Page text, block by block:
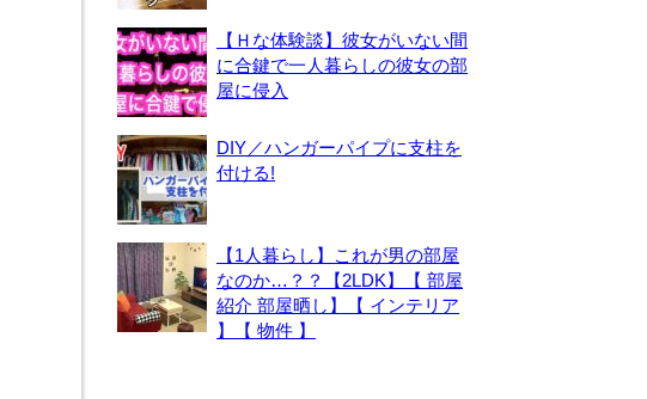
【Ｈな体験談】彼女がいない間
に合鍵で一人暮らしの彼女の部
屋に侵入
DIY／ハンガーパイプに支柱を
付ける!
【1人暮らし】これが男の部屋
なのか…？？【2LDK】【 部屋
紹介 部屋晒し】【 インテリア
】【 物件 】